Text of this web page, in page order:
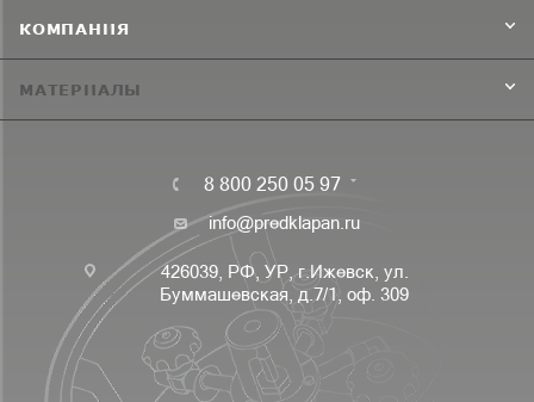
КОМПАНИЯ
МАТЕРИАЛЫ
8 800 250 05 97
info@predklapan.ru
426039, РФ, УР, г.Ижевск, ул.
Буммашевская, д.7/1, оф. 309